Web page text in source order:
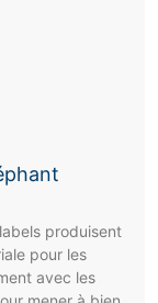
produisent
pour les
avec les